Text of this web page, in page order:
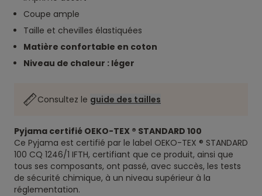
Coupe ample
Taille et chevilles élastiquées
Matière confortable en coton
Niveau de chaleur : léger
Consultez le guide des tailles
Pyjama certifié OEKO-TEX ® STANDARD 100
Ce Pyjama est certifié par le label OEKO-TEX ® STANDARD
100 CQ 1246/1 IFTH, certifiant que ce produit, ainsi que
tous ses composants, ont passé, avec succès, les tests
de sécurité chimique, à un niveau supérieur à la
réglementation.